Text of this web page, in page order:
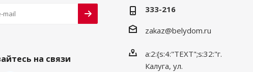
на связи
333-216
zakaz@belydom.ru
a:2:{s:4:"TEXT";s:32:"г.
Калуга, ул.